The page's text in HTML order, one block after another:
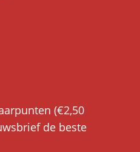
(€2,50
de beste